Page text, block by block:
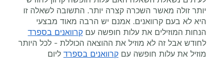
יותר זולה מאשר השכרה קצרה יותר. התשובה לשאלה זו
היא לא בעם קרוואנים. אמנם יש הרבה מאוד מבצעי
הנחות המוזילים את עלות חופשה עם קרוואנים בספרד
לחודש אבל זה לא מוזיל את ההוצאה הכוללת - לכל היותר
מוזיל את עלות חופשה עם קרוואנים בספרד ליום